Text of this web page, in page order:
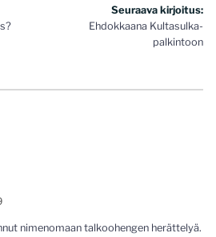
Seuraava kirjoitus:
Ehdokkaana Kultasulka-
palkintoon
nimenomaan talkoohengen herättelyä.